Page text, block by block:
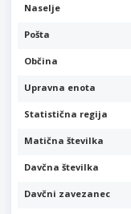
Naselje
Pošta
Občina
Upravna enota
Statistična regija
Matična številka
Davčna številka
Davčni zavezanec